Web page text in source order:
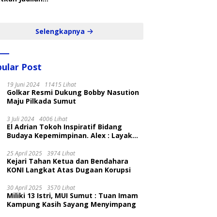
Selengkapnya
Post
19 Juni 2024 11415 Lihat
Golkar Resmi Dukung Bobby Nasution
Maju Pilkada Sumut
3 Juli 2024 4006 Lihat
El Adrian Tokoh Inspiratif Bidang
Budaya Kepemimpinan. Alex : Layak
25 April 2025 3974 Lihat
Kejari Tahan Ketua dan Bendahara
KONI Langkat Atas Dugaan Korupsi
30 April 2025 3570 Lihat
Miliki 13 Istri, MUI Sumut : Tuan Imam
Kampung Kasih Sayang Menyimpang